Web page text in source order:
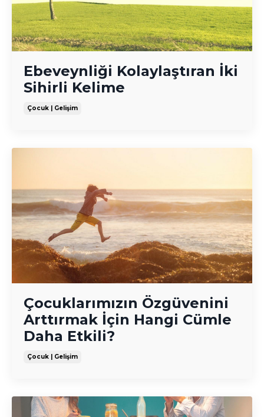
Ebeveynliği Kolaylaştıran İki
Sihirli Kelime
Çocuk | Gelişim
Çocuklarımızın Özgüvenini
Arttırmak İçin Hangi Cümle
Daha Etkili?
Çocuk | Gelişim